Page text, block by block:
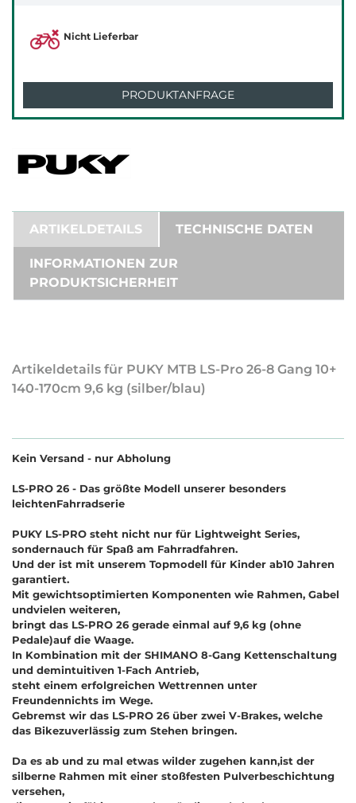
Nicht Lieferbar
PRODUKTANFRAGE
ARTIKELDETAILS TECHNISCHE DATEN
INFORMATIONEN ZUR
PRODUKTSICHERHEIT
Artikeldetails für PUKY MTB LS-Pro 26-8 Gang 10+
140-170cm 9,6 kg (silber/blau)
Kein Versand - nur Abholung
LS-PRO 26 - Das größte Modell unserer besonders
leichtenFahrradserie
PUKY LS-PRO steht nicht nur für Lightweight Series,
sondernauch für Spaß am Fahrradfahren.
Und der ist mit unserem Topmodell für Kinder ab10 Jahren
garantiert.
Mit gewichtsoptimierten Komponenten wie Rahmen, Gabel
undvielen weiteren,
bringt das LS-PRO 26 gerade einmal auf 9,6 kg (ohne
Pedale)auf die Waage.
In Kombination mit der SHIMANO 8-Gang Kettenschaltung
und demintuitiven 1-Fach Antrieb,
steht einem erfolgreichen Wettrennen unter
Freundennichts im Wege.
Gebremst wir das LS-PRO 26 über zwei V-Brakes, welche
das Bikezuverlässig zum Stehen bringen.
Da es ab und zu mal etwas wilder zugehen kann,ist der
silberne Rahmen mit einer stoßfesten Pulverbeschichtung
versehen,